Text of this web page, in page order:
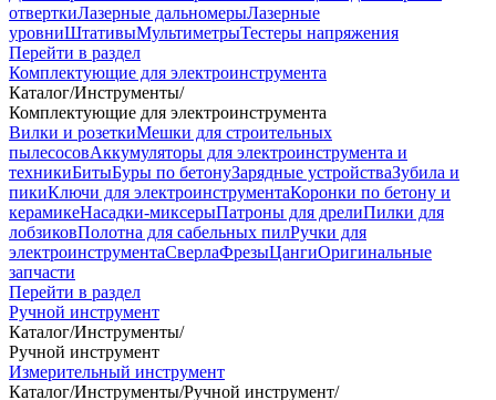
отверткиЛазерные дальномерыЛазерные
уровниШтативыМультиметрыТестеры напряжения
Перейти в раздел
Комплектующие для электроинструмента
Каталог/Инструменты/
Комплектующие для электроинструмента
Вилки и розеткиМешки для строительных
пылесосовАккумуляторы для электроинструмента и
техникиБитыБуры по бетонуЗарядные устройстваЗубила и
пикиКлючи для электроинструментаКоронки по бетону и
керамикеНасадки-миксерыПатроны для дрелиПилки для
лобзиковПолотна для сабельных пилРучки для
электроинструментаСверлаФрезыЦангиОригинальные
запчасти
Перейти в раздел
Ручной инструмент
Каталог/Инструменты/
Ручной инструмент
Измерительный инструмент
Каталог/Инструменты/Ручной инструмент/